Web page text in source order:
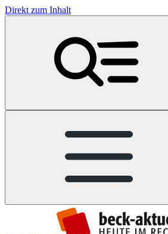
Direkt zum Inhalt